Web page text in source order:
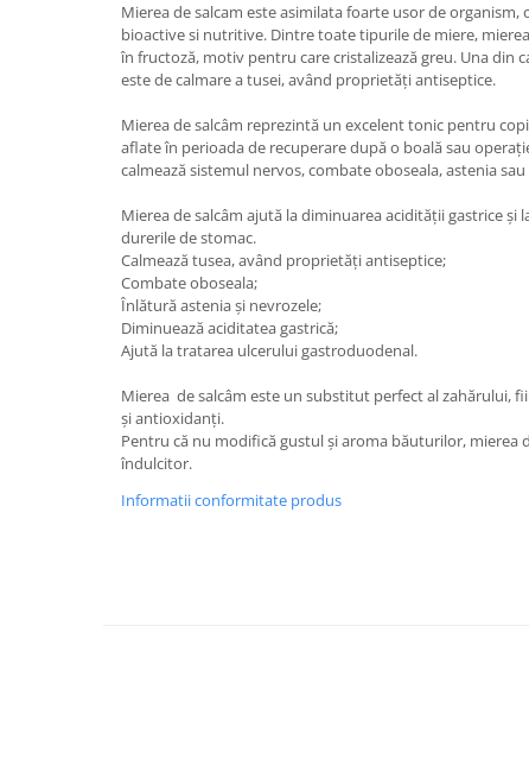
Mierea de salcam este asimilata foarte usor de
bioactive si nutritive. Dintre toate tipurile de miere,
în fructoză, motiv pentru care cristalizează greu. Una din
este de calmare a tusei, având proprietăți antiseptice.
Mierea de salcâm reprezintă un excelent tonic pentru
aflate în perioada de recuperare după o boală sau
calmează sistemul nervos, combate oboseala, astenia
Mierea de salcâm ajută la diminuarea acidității gastrice și
durerile de stomac.
Calmează tusea, având proprietăți antiseptice;
Combate oboseala;
Înlătură astenia și nevrozele;
Diminuează aciditatea gastrică;
Ajută la tratarea ulcerului gastroduodenal.
Mierea de salcâm este un substitut perfect al zahărului,
și antioxidanți.
Pentru că nu modifică gustul și aroma băuturilor, mierea
îndulcitor.
Informatii conformitate produs